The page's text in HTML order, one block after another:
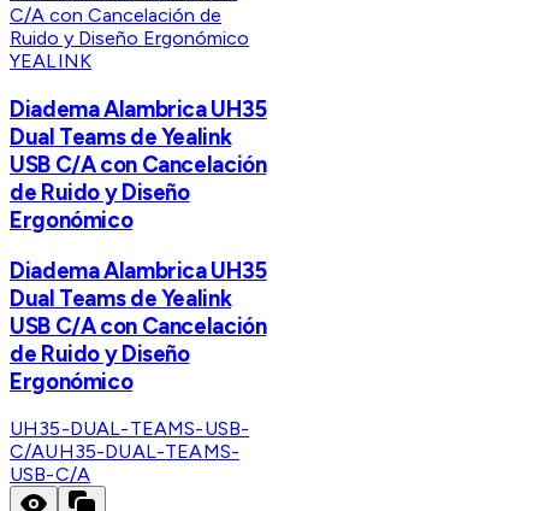
YEALINK
Diadema Alambrica UH35
Dual Teams de Yealink
USB C/A con Cancelación
de Ruido y Diseño
Ergonómico
Diadema Alambrica UH35
Dual Teams de Yealink
USB C/A con Cancelación
de Ruido y Diseño
Ergonómico
UH35-DUAL-TEAMS-USB-
C/AUH35-DUAL-TEAMS-
USB-C/A